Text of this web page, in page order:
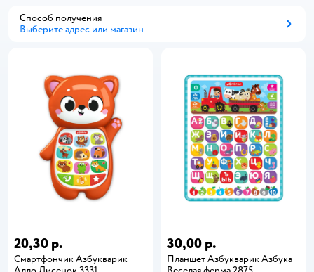
Способ получения
Выберите адрес или магазин
20,30 р.
Смартфончик Азбукварик
30,00 р.
Планшет Азбукварик Азбука